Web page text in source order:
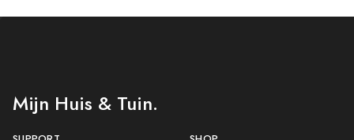
Mijn Huis & Tuin.